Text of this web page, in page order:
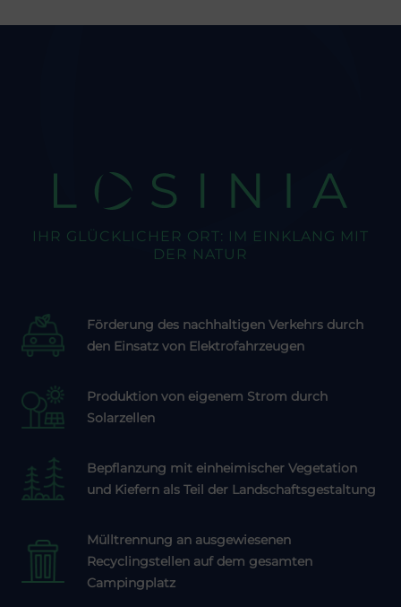
LOSINIA
IHR GLÜCKLICHER ORT: IM EINKLANG MIT
DER NATUR
Förderung des nachhaltigen Verkehrs durch
den Einsatz von Elektrofahrzeugen
Produktion von eigenem Strom durch
Solarzellen
Bepflanzung mit einheimischer Vegetation
und Kiefern als Teil der Landschaftsgestaltung
Mülltrennung an ausgewiesenen
Recyclingstellen auf dem gesamten
Campingplatz